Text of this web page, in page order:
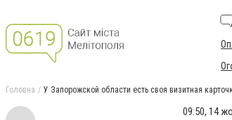
Головна У Запорожской области есть своя визитная
09:50, 14